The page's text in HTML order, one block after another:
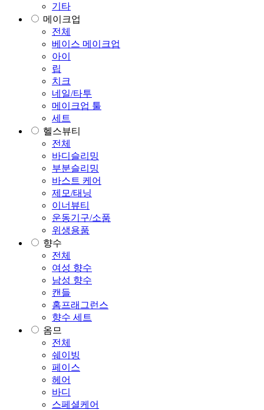
기타
메이크업
전체
베이스 메이크업
아이
립
치크
네일/타투
메이크업 툴
세트
헬스뷰티
전체
바디슬리밍
부분슬리밍
바스트 케어
제모/태닝
이너뷰티
운동기구/소품
위생용품
향수
전체
여성 향수
남성 향수
캔들
홈프래그런스
향수 세트
옴므
전체
쉐이빙
페이스
헤어
바디
스페셜케어